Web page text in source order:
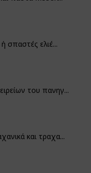
σπαστές ελιέ...
του πανηγ...
και τραχα...